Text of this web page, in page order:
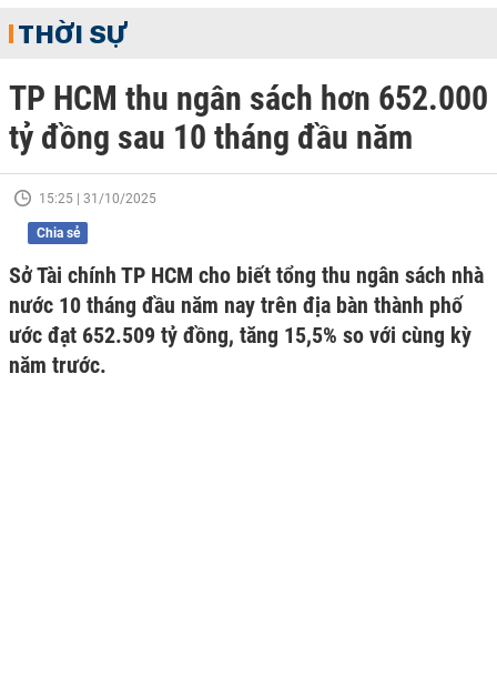
THỜI SỰ
TP HCM thu ngân sách hơn 652.000
tỷ đồng sau 10 tháng đầu năm
15:25 | 31/10/2025
Chia sẻ
Sở Tài chính TP HCM cho biết tổng thu ngân sách nhà
nước 10 tháng đầu năm nay trên địa bàn thành phố
ước đạt 652.509 tỷ đồng, tăng 15,5% so với cùng kỳ
năm trước.